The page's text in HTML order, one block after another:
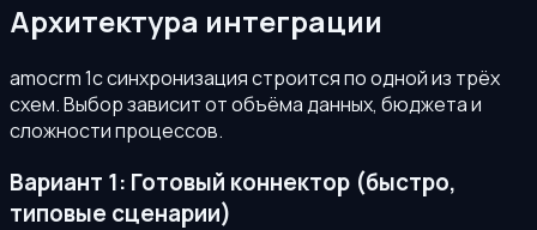
Архитектура интеграции
amocrm 1с синхронизация строится по одной из трёх
схем. Выбор зависит от объёма данных, бюджета и
сложности процессов.
Вариант 1: Готовый коннектор (быстро,
типовые сценарии)